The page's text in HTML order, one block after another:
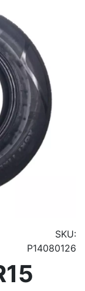
SKU:
P14080126